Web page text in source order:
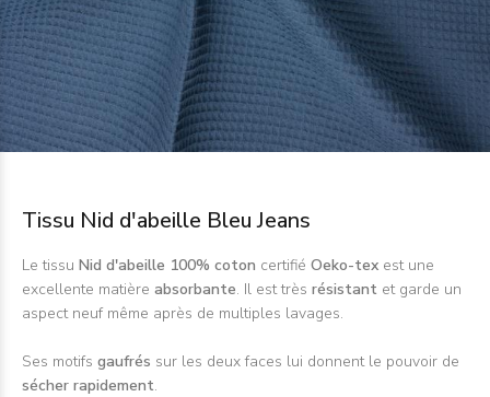
Tissu Nid d'abeille Bleu Jeans
Le tissu Nid d'abeille 100% coton certifié Oeko-tex est une
excellente matière absorbante. Il est très résistant et garde un
aspect neuf même après de multiples lavages.
Ses motifs gaufrés sur les deux faces lui donnent le pouvoir de
sécher rapidement.